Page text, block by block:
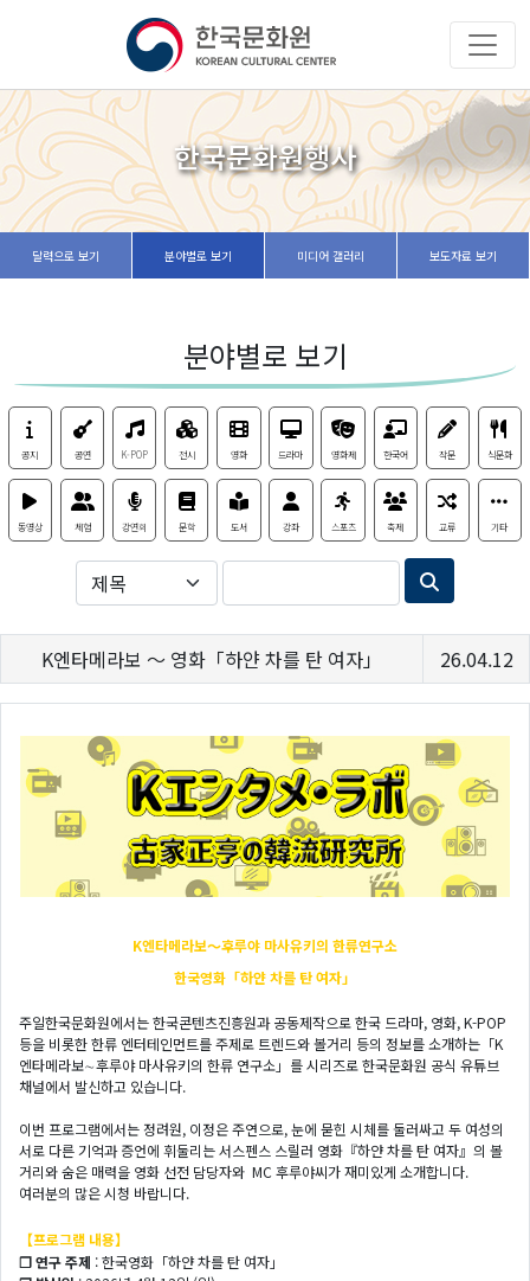
한국문화원행사
달력으로 보기 분야별로 보기 미디어 갤러리 보도자료 보기
분야별로 보기
공지 공연 K-POP 전시 영화 드라마 영화제 한국어 작문 식문화
동영상 체험 강연회 문학 도서 강좌 스포츠 축제 교류 기타
K엔타메라보 ～ 영화「하얀 차를 탄 여자」 26.04.12
K엔타메라보～후루야 마사유키의 한류연구소
한국영화「하얀 차를 탄 여자」
주일한국문화원에서는 한국콘텐츠진흥원과 공동제작으로 한국 드라마, 영화, K-POP
등을 비롯한 한류 엔터테인먼트를 주제로 트렌드와 볼거리 등의 정보를 소개하는「K
엔타메라보∼후루야 마사유키의 한류 연구소」를 시리즈로 한국문화원 공식 유튜브
채널에서 발신하고 있습니다.
이번 프로그램에서는 정려원, 이정은 주연으로, 눈에 묻힌 시체를 둘러싸고 두 여성의
서로 다른 기억과 증언에 휘둘리는 서스펜스 스릴러 영화『하얀 차를 탄 여자』의 볼
거리와 숨은 매력을 영화 선전 담당자와 MC 후루야씨가 재미있게 소개합니다.
여러분의 많은 시청 바랍니다.
【프로그램 내용】
❐ 연구 주제 : 한국영화「하얀 차를 탄 여자」